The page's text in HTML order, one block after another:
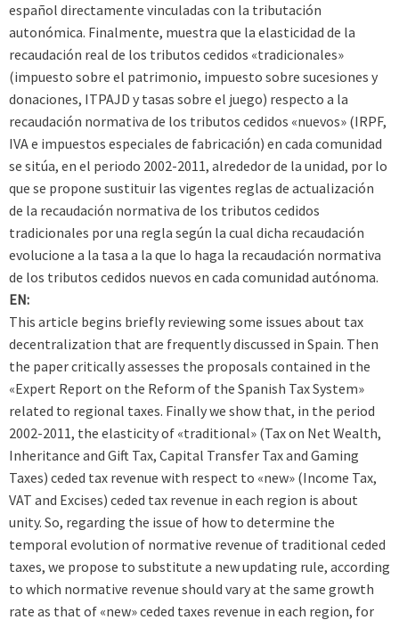
español directamente vinculadas con la tributación
autonómica. Finalmente, muestra que la elasticidad de la
recaudación real de los tributos cedidos «tradicionales»
(impuesto sobre el patrimonio, impuesto sobre sucesiones y
donaciones, ITPAJD y tasas sobre el juego) respecto a la
recaudación normativa de los tributos cedidos «nuevos» (IRPF,
IVA e impuestos especiales de fabricación) en cada comunidad
se sitúa, en el periodo 2002-2011, alrededor de la unidad, por lo
que se propone sustituir las vigentes reglas de actualización
de la recaudación normativa de los tributos cedidos
tradicionales por una regla según la cual dicha recaudación
evolucione a la tasa a la que lo haga la recaudación normativa
de los tributos cedidos nuevos en cada comunidad autónoma.
EN:
This article begins briefly reviewing some issues about tax
decentralization that are frequently discussed in Spain. Then
the paper critically assesses the proposals contained in the
«Expert Report on the Reform of the Spanish Tax System»
related to regional taxes. Finally we show that, in the period
2002-2011, the elasticity of «traditional» (Tax on Net Wealth,
Inheritance and Gift Tax, Capital Transfer Tax and Gaming
Taxes) ceded tax revenue with respect to «new» (Income Tax,
VAT and Excises) ceded tax revenue in each region is about
unity. So, regarding the issue of how to determine the
temporal evolution of normative revenue of traditional ceded
taxes, we propose to substitute a new updating rule, according
to which normative revenue should vary at the same growth
rate as that of «new» ceded taxes revenue in each region, for